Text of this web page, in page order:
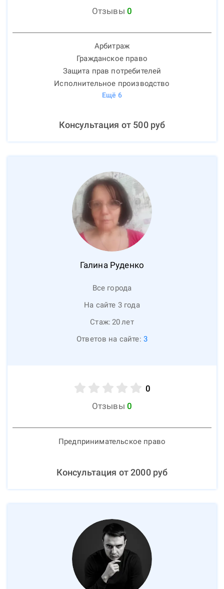
Отзывы 0
Арбитраж
Гражданское право
Защита прав потребителей
Исполнительное производство
Ещё 6
Консультация от 500руб
Галина Руденко
Все города
На сайте 3 года
Стаж: 20лет
Ответов на сайте: 3
0
Отзывы 0
Предпринимательское право
Консультация от2000руб